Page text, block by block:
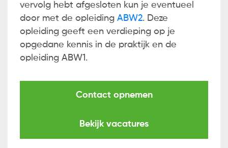
vervolg hebt afgesloten kun je eventueel
door met de opleiding ABW2. Deze
opleiding geeft een verdieping op je
opgedane kennis in de praktijk en de
opleiding ABW1.
Contact opnemen
Bekijk vacatures